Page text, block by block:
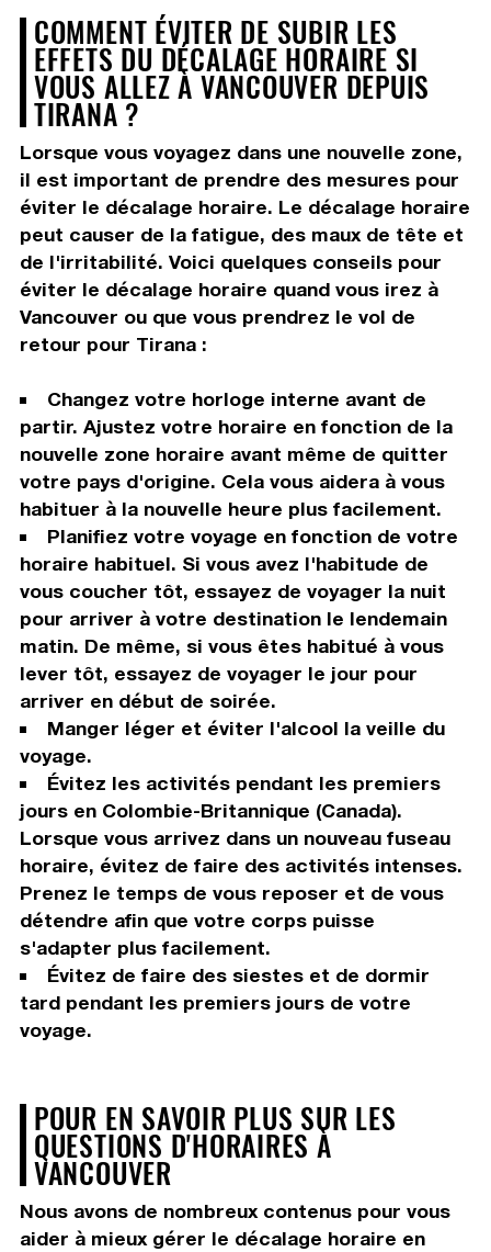
COMMENT ÉVITER DE SUBIR LES
EFFETS DU DÉCALAGE HORAIRE SI
VOUS ALLEZ À VANCOUVER DEPUIS
TIRANA ?
Lorsque vous voyagez dans une nouvelle zone,
il est important de prendre des mesures pour
éviter le décalage horaire. Le décalage horaire
peut causer de la fatigue, des maux de tête et
de l'irritabilité. Voici quelques conseils pour
éviter le décalage horaire quand vous irez à
Vancouver ou que vous prendrez le vol de
retour pour Tirana :
Changez votre horloge interne avant de
partir. Ajustez votre horaire en fonction de la
nouvelle zone horaire avant même de quitter
votre pays d'origine. Cela vous aidera à vous
habituer à la nouvelle heure plus facilement.
Planifiez votre voyage en fonction de votre
horaire habituel. Si vous avez l'habitude de
vous coucher tôt, essayez de voyager la nuit
pour arriver à votre destination le lendemain
matin. De même, si vous êtes habitué à vous
lever tôt, essayez de voyager le jour pour
arriver en début de soirée.
Manger léger et éviter l'alcool la veille du
voyage.
Évitez les activités pendant les premiers
jours en Colombie-Britannique (Canada).
Lorsque vous arrivez dans un nouveau fuseau
horaire, évitez de faire des activités intenses.
Prenez le temps de vous reposer et de vous
détendre afin que votre corps puisse
s'adapter plus facilement.
Évitez de faire des siestes et de dormir
tard pendant les premiers jours de votre
voyage.
POUR EN SAVOIR PLUS SUR LES
QUESTIONS D'HORAIRES À
VANCOUVER
Nous avons de nombreux contenus pour vous
aider à mieux gérer le décalage horaire en